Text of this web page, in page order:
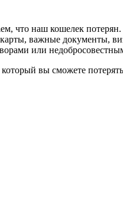
что наш кошелек потерян.
важные документы,
или
вы сможете потерять,